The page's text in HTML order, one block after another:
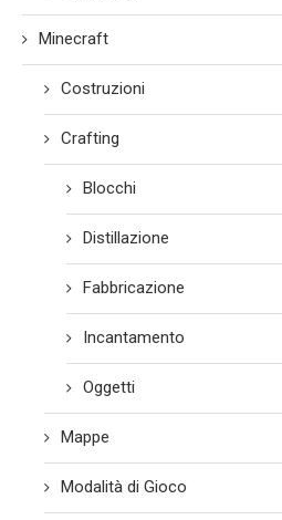
Minecraft
Costruzioni
Crafting
Blocchi
Distillazione
Fabbricazione
Incantamento
Oggetti
Mappe
Modalità di Gioco